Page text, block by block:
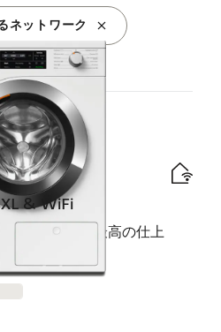
ネットワーク
1 製品
& WiFi
カムドラムで最高の仕上